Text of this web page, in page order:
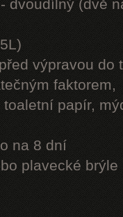
dvoudílný (dvě
výpravou do
faktorem,
papír,
na 8 dní
plavecké brýle